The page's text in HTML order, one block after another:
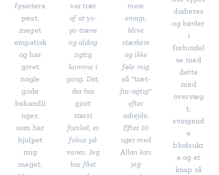
fysiotera
peut,
meget
empatisk
og har
givet
nogle
gode
behandli
nger,
som har
hjulpet
mig
meget.
var træt
af at yo-
yo-træne
og aldrig
rigtig
komme i
gang. Det,
der har
gjort
størst
forskel, er
fokus på
vaner. Jeg
har fået
mere
energi,
blive
stærkere
og ikke
føle mig
så "træt-
far-agtig"
efter
arbejde.
Efter 10
uger med
Allan kan
jeg
diabetes
og bøvler
i
forbindel
se med
dette
med
overvæg
t,
svingend
e
blodsukr
e og et
knap så